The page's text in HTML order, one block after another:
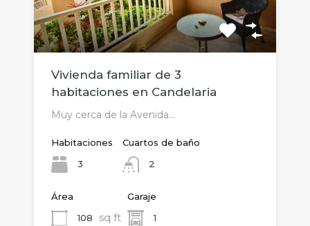
Vivienda familiar de 3
habitaciones en Candelaria
Muy cerca de la Avenida…
Habitaciones
3
Cuartos de baño
2
Área
108
sq ft
Garaje
1